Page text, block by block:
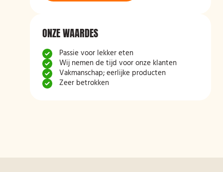
ONZE WAARDES
Passie voor lekker eten
Wij nemen de tijd voor onze klanten
Vakmanschap; eerlijke producten
Zeer betrokken